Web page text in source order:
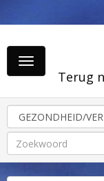
Toggle
navigationTerug